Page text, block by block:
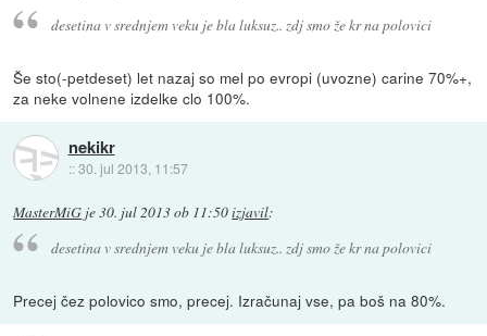
desetina v srednjem veku je bla luksuz.. zdj smo že kr na polovici
Še sto(-petdeset) let nazaj so mel po evropi (uvozne) carine 70%+,
za neke volnene izdelke clo 100%.
nekikr
::30. jul 2013, 11:57
MasterMiG je30. jul 2013 ob 11:50izjavil:
desetina v srednjem veku je bla luksuz.. zdj smo že kr na polovici
Precej čez polovico smo, precej. Izračunaj vse, pa boš na 80%.